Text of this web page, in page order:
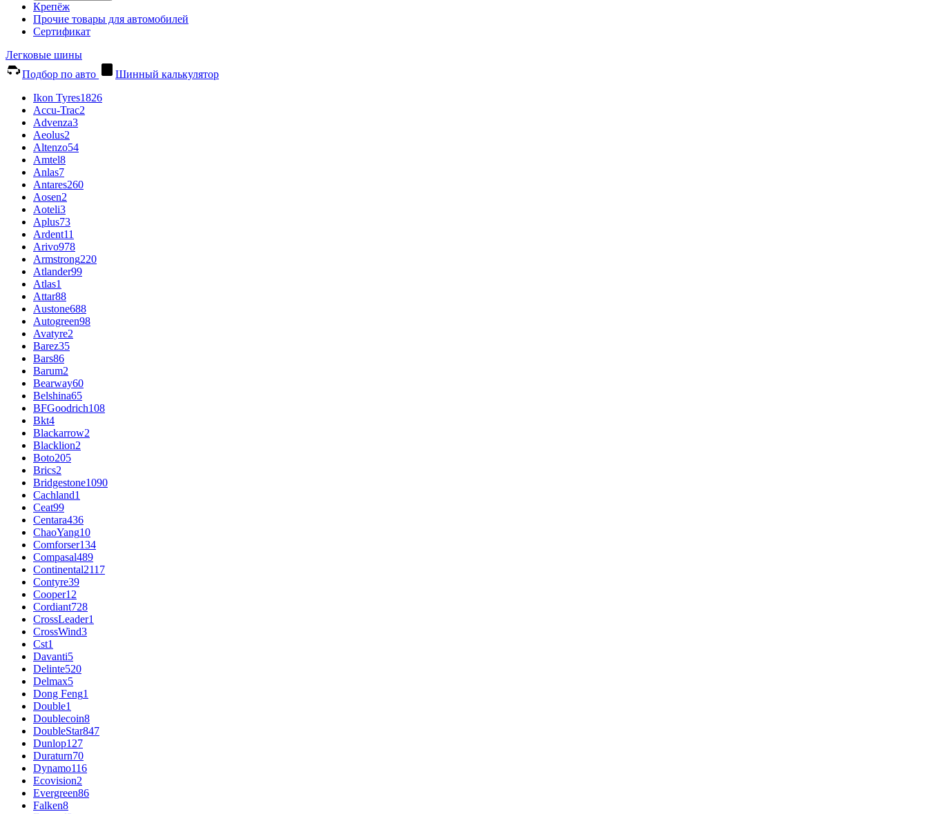
Крепёж
Прочие товары для автомобилей
Сертификат
Легковые шины
Подбор по авто
Шинный калькулятор
Ikon Tyres1826
Accu-Trac2
Advenza3
Aeolus2
Altenzo54
Amtel8
Anlas7
Antares260
Aosen2
Aoteli3
Aplus73
Ardent11
Arivo978
Armstrong220
Atlander99
Atlas1
Attar88
Austone688
Autogreen98
Avatyre2
Barez35
Bars86
Barum2
Bearway60
Belshina65
BFGoodrich108
Bkt4
Blackarrow2
Blacklion2
Boto205
Brics2
Bridgestone1090
Cachland1
Ceat99
Centara436
ChaoYang10
Comforser134
Compasal489
Continental2117
Contyre39
Cooper12
Cordiant728
CrossLeader1
CrossWind3
Cst1
Davanti5
Delinte520
Delmax5
Dong Feng1
Double1
Doublecoin8
DoubleStar847
Dunlop127
Duraturn70
Dynamo116
Ecovision2
Evergreen86
Falken8